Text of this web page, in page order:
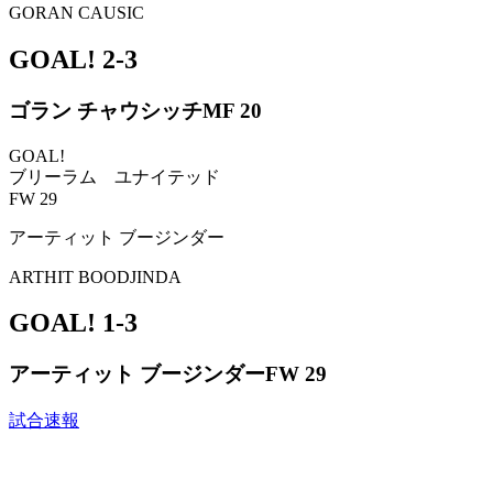
GORAN CAUSIC
GOAL! 2-3
ゴラン チャウシッチMF 20
GOAL!
ブリーラム ユナイテッド
FW 29
アーティット ブージンダー
ARTHIT BOODJINDA
GOAL! 1-3
アーティット ブージンダーFW 29
試合速報